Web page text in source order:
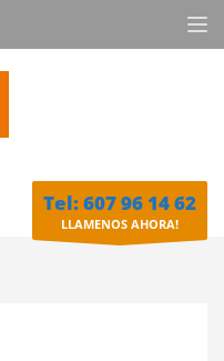
Tel: 607 96 14 62
LLAMENOS AHORA!